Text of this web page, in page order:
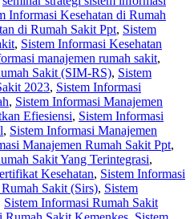
Informasi Kesehatan di Rumah
di Rumah Sakit Ppt, Sistem
, Sistem Informasi Kesehatan
manajemen rumah sakit,
Sakit (SIM-RS), Sistem
2023, Sistem Informasi
, Sistem Informasi Manajemen
Efiesiensi, Sistem Informasi
, Sistem Informasi Manajemen
Manajemen Rumah Sakit Ppt,
Sakit Yang Terintegrasi,
Kesehatan, Sistem Informasi
Sakit (Sirs), Sistem
Sistem Informasi Rumah Sakit